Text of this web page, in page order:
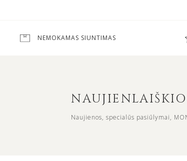
NEMOKAMAS SIUNTIMAS
Naujienos, specialūs pasiūlymai,